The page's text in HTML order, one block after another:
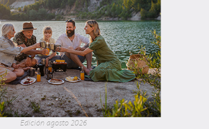
Edición agosto 2026